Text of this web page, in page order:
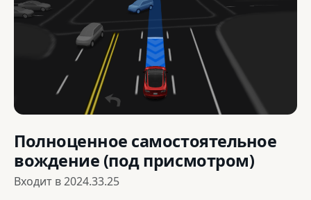
Полноценное самостоятельное
вождение (под присмотром)
Входит в2024.33.25